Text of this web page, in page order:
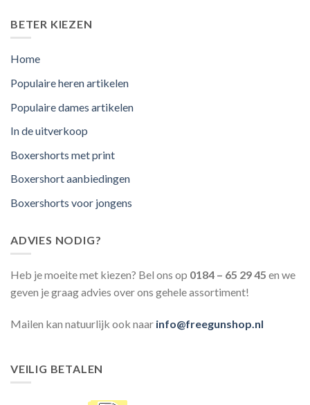
BETER KIEZEN
Home
Populaire heren artikelen
Populaire dames artikelen
In de uitverkoop
Boxershorts met print
Boxershort aanbiedingen
Boxershorts voor jongens
ADVIES NODIG?
Heb je moeite met kiezen? Bel ons op 0184 – 65 29 45 en we
geven je graag advies over ons gehele assortiment!
Mailen kan natuurlijk ook naar info@freegunshop.nl
VEILIG BETALEN